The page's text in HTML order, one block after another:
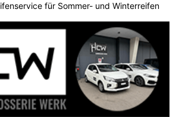
für Sommer- und Winterreifen